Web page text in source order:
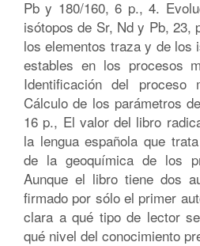
Pb y 180/160, 6 p., 4.
isótopos de Sr, Nd y Pb, 23,
los elementos traza y de los
estables en los procesos
Identificación del
Cálculo de los parámetros
16 p., El valor del libro
la lengua española que
de la geoquímica de los
Aunque el libro tiene dos
firmado por sólo el primer
clara a qué tipo de lector
qué nivel del conocimiento